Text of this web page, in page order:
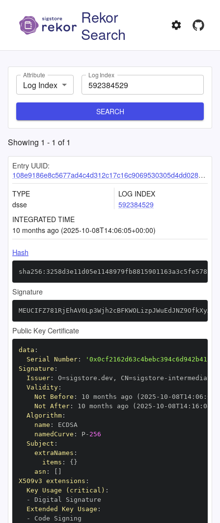
Rekor
Search
Attribute
Log Index
Log Index
SEARCH
Showing 1 - 1 of1
Entry UUID:
108e9186e8c5677ad4c4d312c17c16c9069530305d4dd028aabcbca49f5f5c59701c9edd751f3067
TYPE
dsse
LOG INDEX
592384529
INTEGRATED TIME
10 months ago (2025-10-08T14:06:05+00:00)
Hash
Signature
Public Key Certificate
data :
Serial Number:
Signature :
Issuer: O=sigstore.dev , CN=sigstore -
Validity:
Not Before : 10 months ago (2025 - 10 -08T14: 06 :
Not After: 10 months ago (2025 - 10 -08T14: 16 :
Algorithm:
name :
namedCurve : P- 256
Subject :
extraNames :
items : { }
asn :
X509v3 extensions :
Key Usage (critical) :
-
Extended Key Usage :
-